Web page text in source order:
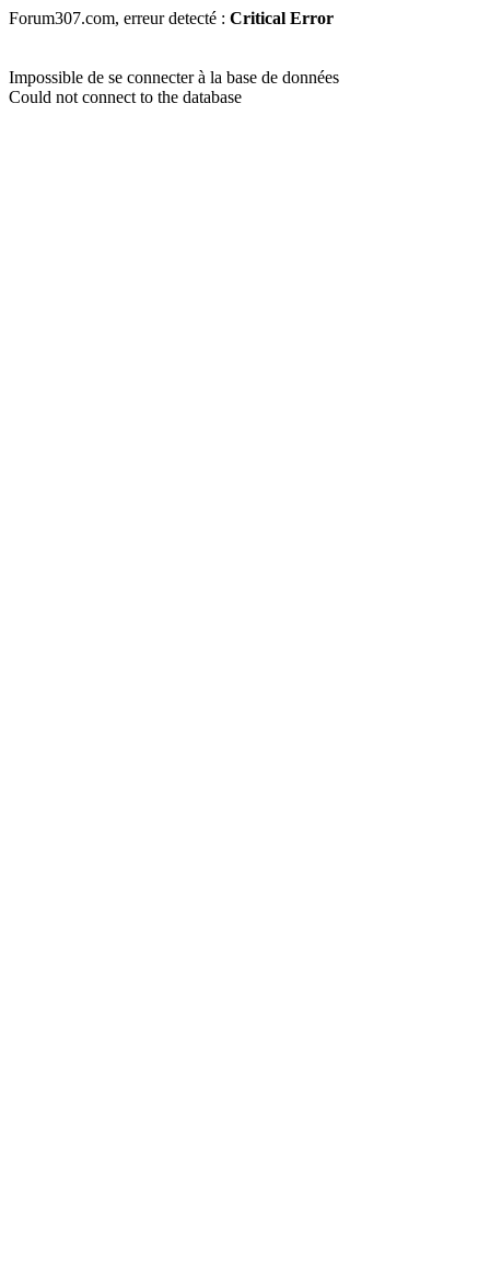
Forum307.com, erreur detecté : Critical Error
Impossible de se connecter à la base de données
Could not connect to the database